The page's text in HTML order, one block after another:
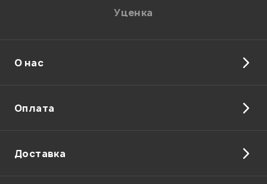
Уценка
О нас
Оплата
Доставка